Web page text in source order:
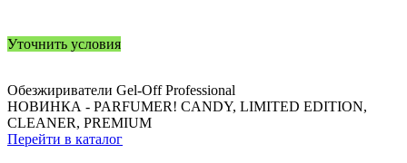
Уточнить условия
Обезжириватели Gel-Off Professional
НОВИНКА - PARFUMER! CANDY, LIMITED EDITION,
CLEANER, PREMIUM
Перейти в каталог